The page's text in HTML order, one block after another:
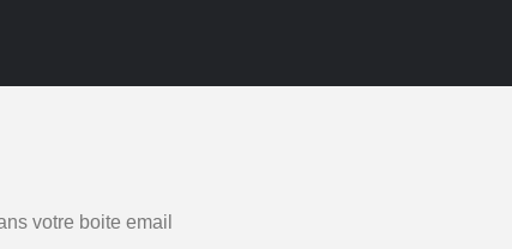
votre boite email